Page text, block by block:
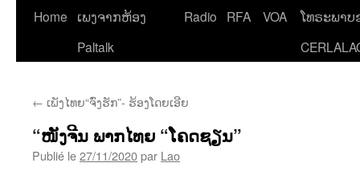
Home
ເພງຈາກຫ້ອງ
Paltalk
Radio RFA VOA
ໂທຣະພາບ
← ເພັງໄທຍ“ຈົ່ງຮັກ”- ຮ້ອງໂດຍເອີຍ
“ໜັງຈີນ ພາກໄທຍ “ໂຄດຊຽນ”
Publié le27/11/2020par Lao